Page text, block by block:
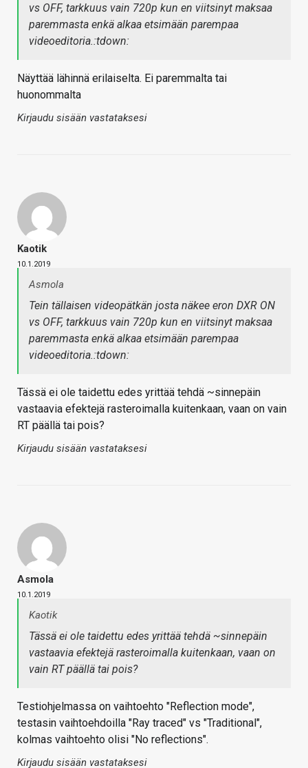
vs OFF, tarkkuus vain 720p kun en viitsinyt maksaa
paremmasta enkä alkaa etsimään parempaa
videoeditoria.:tdown:
Näyttää lähinnä erilaiselta. Ei paremmalta tai
huonommalta
Kirjaudu sisään vastataksesi
Kaotik
10.1.2019
Asmola
Tein tällaisen videopätkän josta näkee eron DXR ON
vs OFF, tarkkuus vain 720p kun en viitsinyt maksaa
paremmasta enkä alkaa etsimään parempaa
videoeditoria.:tdown:
Tässä ei ole taidettu edes yrittää tehdä ~sinnepäin
vastaavia efektejä rasteroimalla kuitenkaan, vaan on vain
RT päällä tai pois?
Kirjaudu sisään vastataksesi
Asmola
10.1.2019
Kaotik
Tässä ei ole taidettu edes yrittää tehdä ~sinnepäin
vastaavia efektejä rasteroimalla kuitenkaan, vaan on
vain RT päällä tai pois?
Testiohjelmassa on vaihtoehto "Reflection mode",
testasin vaihtoehdoilla "Ray traced" vs "Traditional",
kolmas vaihtoehto olisi "No reflections".
Kirjaudu sisään vastataksesi